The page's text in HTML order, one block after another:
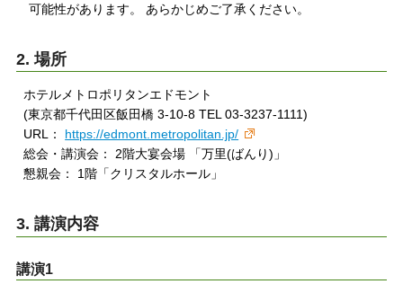
可能性があります。 あらかじめご了承ください。
2. 場所
ホテルメトロポリタンエドモント
(東京都千代田区飯田橋 3-10-8 TEL 03-3237-1111)
URL： https://edmont.metropolitan.jp/
総会・講演会： 2階大宴会場 「万里(ばんり)」
懇親会： 1階「クリスタルホール」
3. 講演内容
講演1